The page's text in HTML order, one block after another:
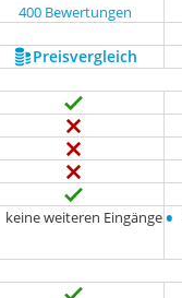
400 Bewertungen
Preis­vergleich
keine weiteren Eingänge•